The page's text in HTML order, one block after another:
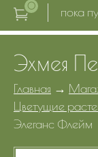
Эхмея
Главная →
Цветущие
Элеганс Флейм
0 пока